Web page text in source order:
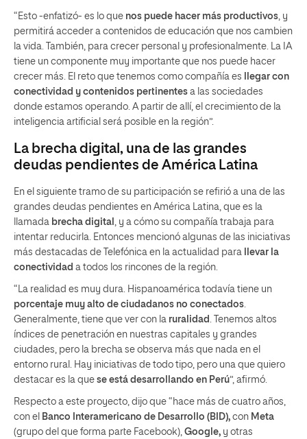
“Esto -enfatizó- es lo que nos puede hacer más productivos , y
permitirá acceder a contenidos de educación que nos cambien
la vida. También, para crecer personal y profesionalmente. La IA
tiene un componente muy importante que nos puede hacer
crecer más. El reto que tenemos como compañía es
llegar con
conectividad y contenidos pertinentes a las sociedades
donde estamos operando. A partir de allí, el crecimiento de la
inteligencia artificial será posible en la región”.
La brecha digital, una de las grandes
deudas pendientes de América Latina
En el siguiente tramo de su participación se refirió a una de las
grandes deudas pendientes en América Latina, que es la
llamada brecha digital
, y a cómo su compañía trabaja para
intentar reducirla. Entonces mencionó algunas de las iniciativas
más destacadas de Telefónica en la actualidad para
llevar la
conectividad a todos los rincones de la región.
“La realidad es muy dura. Hispanoamérica todavía tiene un
porcentaje muy alto de ciudadanos no conectados
Generalmente, tiene que ver con la ruralidad
. Tenemos altos
índices de penetración en nuestras capitales y grandes
ciudades, pero la brecha se observa más que nada en el
entorno rural. Hay iniciativas de todo tipo, pero una que quiero
destacar es la que se está desarrollando en Perú”, afirmó.
Respecto a este proyecto, dijo que “hace más de cuatro años,
con el Banco Interamericano de Desarrollo (BID), con Meta
(grupo del que forma parte Facebook), Google, y otras